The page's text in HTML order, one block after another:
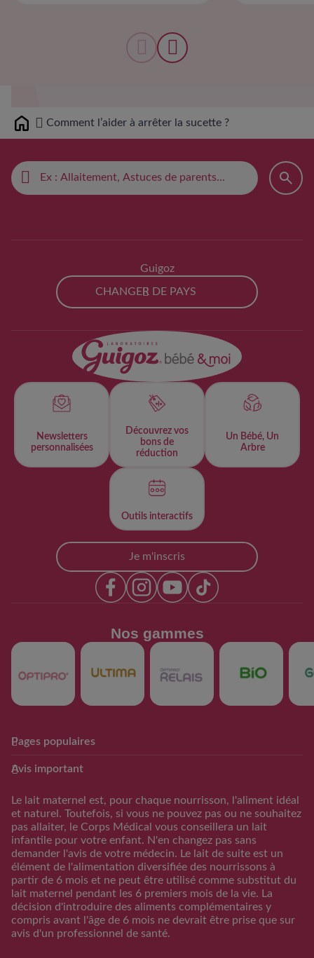
Home Comment l’aider à arrêter la sucette ?
Guigoz
CHANGER DE PAYS
Newsletters
personnalisées​
Découvrez vos
bons de
réduction
Un Bébé, Un
Arbre
Outils interactifs​
Je m'inscris
Nos gammes​
Pages populaires
Avantage Club bébé & moi
d’accouchement
Calculateur periode
d’ovulation
Calendrier Grossese
Guide de l’alimentation
S'inscrire/S'identifier
Support
FAQs
Avis important
Le lait maternel est, pour chaque nourrisson, l'aliment idéal
et naturel. Toutefois, si vous ne pouvez pas ou ne souhaitez
pas allaiter, le Corps Médical vous conseillera un lait
infantile pour votre enfant. N'en changez pas sans
demander l'avis de votre médecin. Le lait de suite est un
élément de l'alimentation diversifiée des nourrissons à
partir de 6 mois et ne peut être utilisé comme substitut du
lait maternel pendant les 6 premiers mois de la vie. La
décision d'introduire des aliments complémentaires y
compris avant l'âge de 6 mois ne devrait être prise que sur
avis d'un professionnel de santé.